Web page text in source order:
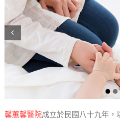
Prev
馨蕙馨醫院成立於民國八十九年，